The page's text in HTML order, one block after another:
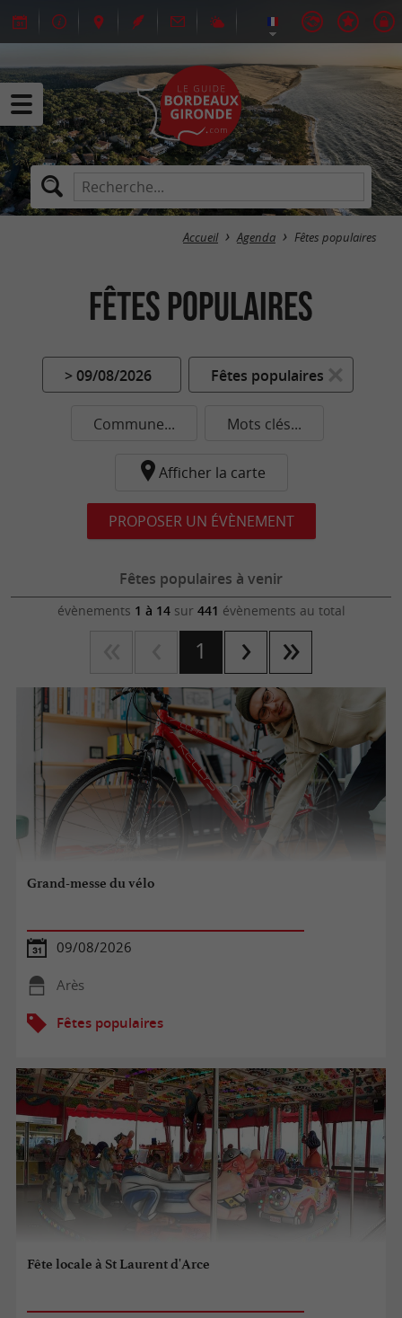
Accueil Agenda Fêtes populaires
Fêtes populaires
> 09/08/2026 Fêtes populaires
Commune... Mots clés...
Afficher la carte
PROPOSER UN ÉVÈNEMENT
Fêtes populaires à venir
évènements 1 à 14sur 441 évènements au total
1
Grand-messe du vélo
09/08/2026
Arès
Fêtes populaires
Fête locale à St Laurent d'Arce